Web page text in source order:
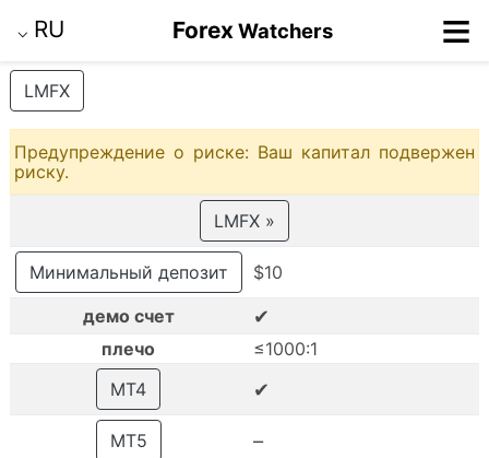
⌵ RU ForexWatchers ≡
LMFX
Предупреждение о риске: Ваш капитал подвержен
риску.
LMFX »
Минимальный депозит
$10
демо счет
✔
плечо
≤1000:1
MT4
✔
MT5 –